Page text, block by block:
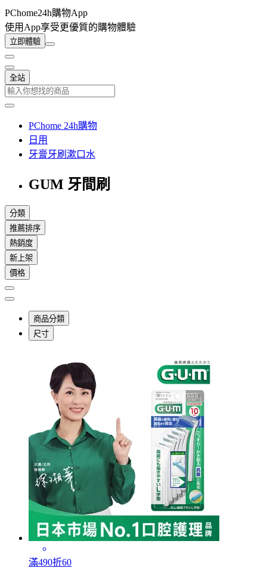
PChome24h購物App
使用App享受更優質的購物體驗
立即體驗
全站
PChome 24h購物
日用
牙膏牙刷漱口水
GUM 牙間刷
分類
推薦排序
熱銷度
新上架
價格
商品分類
尺寸
滿490折60